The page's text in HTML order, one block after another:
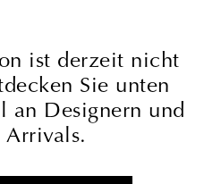
ist derzeit nicht
Sie unten
an Designern und
Arrivals.